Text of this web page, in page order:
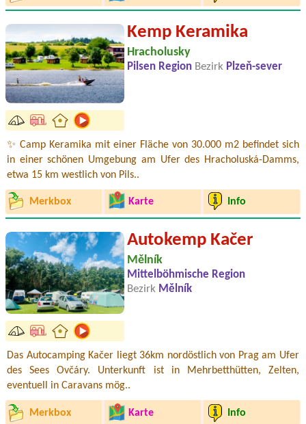
Kemp Keramika
Hracholusky
Pilsen Region Bezirk Plzeň-sever
✨ Camp Keramika mit einer Fläche von 30.000 m2 befindet sich
in einer schönen Umgebung am Ufer des Hracholuská-Damms,
etwa 15 km westlich von Pils..
Merkbox Karte Info
Autokemp Kačer
Mělník
Mittelböhmische Region
Bezirk Mělník
Das Autocamping Kačer liegt 36km nordöstlich von Prag am Ufer
des Sees Ovčáry. Unterkunft ist in Mehrbetthütten, Zelten,
eventuell in Caravans mög..
Merkbox Karte Info